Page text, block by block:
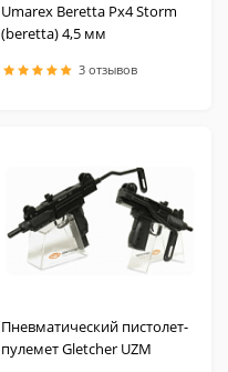
Umarex Beretta Px4 Storm
(beretta) 4,5 мм
3 отзывов
Пневматический пистолет-
пулемет Gletcher UZM